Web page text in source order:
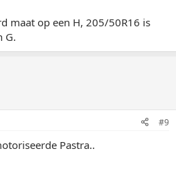
maat op een H, 205/50R16 is
G.
#9
Pastra..